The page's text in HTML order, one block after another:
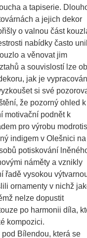
a tapiserie.
a jejich dekor
o valnou část
nabídky často
a věnovat jim
a souvislostí lze
jak je
si své
že pozorný ohled k
motivační podnět k
pro výrobu
indigem v Olešnici na
potiskování
náměty a vznikly
řadě vysokou
ornamenty v nichž
nelze dopustit
po harmonii díla,
kompozici.
Bílendou, která se